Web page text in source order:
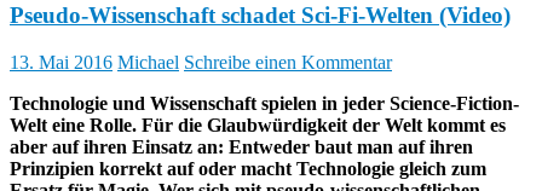
Pseudo-Wissenschaft schadet Sci-Fi-Welten (Video)
13. Mai 2016 Michael Schreibe einen Kommentar
Technologie und Wissenschaft spielen in jeder Science-Fiction-
Welt eine Rolle. Für die Glaubwürdigkeit der Welt kommt es
aber auf ihren Einsatz an: Entweder baut man auf ihren
Prinzipien korrekt auf oder macht Technologie gleich zum